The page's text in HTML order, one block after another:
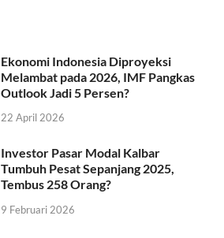
Ekonomi Indonesia Diproyeksi
Melambat pada 2026, IMF Pangkas
Outlook Jadi 5 Persen?
22 April 2026
Investor Pasar Modal Kalbar
Tumbuh Pesat Sepanjang 2025,
Tembus 258 Orang?
9 Februari 2026